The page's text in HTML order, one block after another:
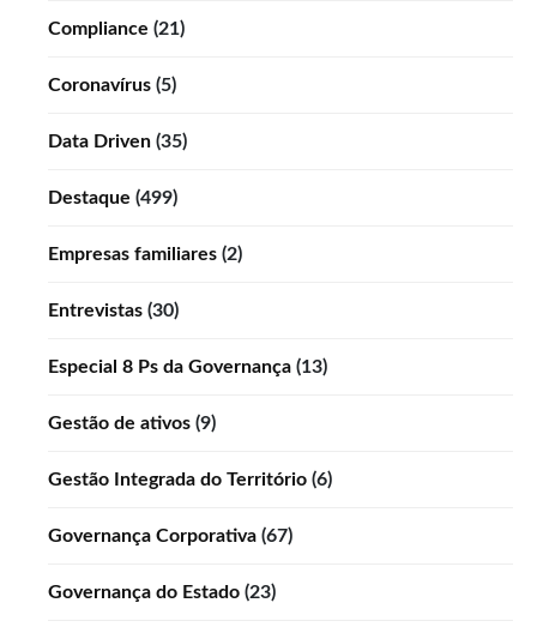
Compliance (21)
Coronavírus (5)
Data Driven (35)
Destaque (499)
Empresas familiares (2)
Entrevistas (30)
Especial 8 Ps da Governança (13)
Gestão de ativos (9)
Gestão Integrada do Território (6)
Governança Corporativa (67)
Governança do Estado (23)